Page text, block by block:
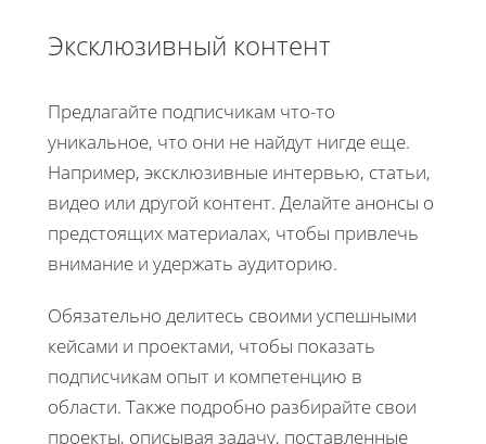
Эксклюзивный контент
Предлагайте подписчикам что-то
уникальное, что они не найдут нигде еще.
Например, эксклюзивные интервью, статьи,
видео или другой контент. Делайте анонсы о
предстоящих материалах, чтобы привлечь
внимание и удержать аудиторию.
Обязательно делитесь своими успешными
кейсами и проектами, чтобы показать
подписчикам опыт и компетенцию в
области. Также подробно разбирайте свои
проекты, описывая задачу, поставленные